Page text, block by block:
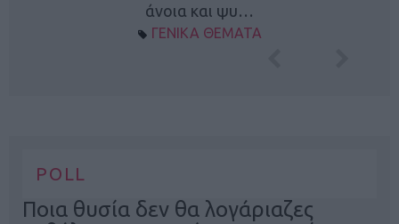
άνοια και ψυ…
ΓΕΝΙΚΑ ΘΕΜΑΤΑ
POLL
Ποια θυσία δεν θα λογάριαζες